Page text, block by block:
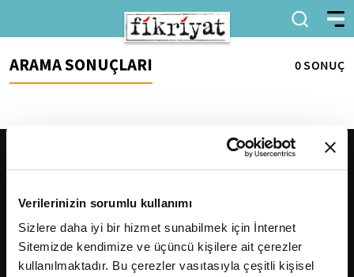
Verilerinizin sorumlu kullanımı
Sizlere daha iyi bir hizmet sunabilmek için İnternet
Sitemizde kendimize ve üçüncü kişilere ait çerezler
kullanılmaktadır. Bu çerezler vasıtasıyla çeşitli kişisel
ARAMA SONUÇLARI 0 SONUÇ
2026Fikriyat. Tüm hakları saklıdır.